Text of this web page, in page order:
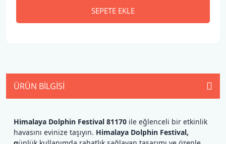
SEPETE EKLE
ÜRÜN BILGISI
Himalaya Dolphin Festival 81170 ile eğlenceli bir etkinlik
havasını evinize taşıyın. Himalaya Dolphin Festival,